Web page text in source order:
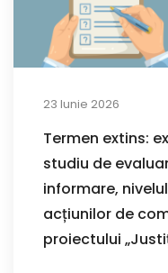
23 Iunie 2026
Termen extins:
studiu de
informare,
acțiunilor de
proiectului